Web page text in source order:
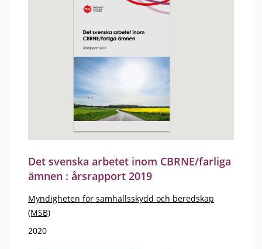
Det svenska arbetet inom CBRNE/farliga
ämnen : årsrapport 2019
Myndigheten för samhällsskydd och beredskap
(MSB)
2020